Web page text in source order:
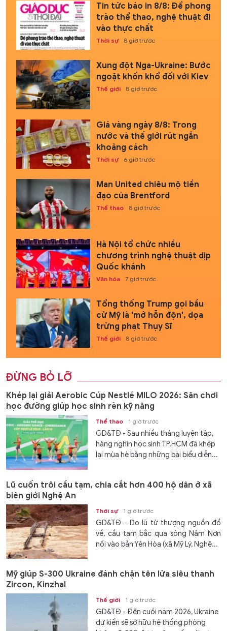
Tin tức báo in 8/8: Để phong
trào thể thao, nghệ thuật đi
vào thực chất
Thời sự 8 giờ trước
Xung đột Nga-Ukraine: Bước
ngoặt khốn khổ đối với Kiev
Thế giới 8 giờ trước
Giá vàng ngày 8/8: Trong
nước và thế giới rút ngắn
khoảng cách
Thời sự 6 giờ trước
Man United chiêu mộ tiền
đạo của Brentford
Thể thao 8 giờ trước
Hà Nội tổ chức nhiều
chương trình nghệ thuật dịp
Quốc khánh
Văn hóa 7 giờ trước
Tổng thống Trump gọi bầu
cử Mỹ là 'mớ hỗn độn', dọa
trừng phạt Thụy Sĩ
Thế giới 8 giờ trước
ĐỪNG BỎ LỠ
Khép lại giải Aerobic Cúp Nestlé MILO 2026: Sân chơi
học đường giúp học sinh rèn kỹ năng
Thể thao 1 giờ trước
GD&TĐ - Sau nhiều tháng luyện tập,
hàng nghìn học sinh TP.HCM đã khép
lại mùa hè bằng những bài biểu diễn...
Lũ cuốn trôi cầu tạm, chia cắt hơn 400 hộ dân ở xã
biên giới Nghệ An
Thời sự 1 giờ trước
GD&TĐ - Do lũ từ thượng nguồn đổ
về, cầu tạm bắc qua sông Nậm Nơn
nối vào bản Yên Hòa (xã Mỹ Lý, Nghệ...
Mỹ giúp S-300 Ukraine đánh chặn tên lửa siêu thanh
Zircon, Kinzhal
Thế giới 1 giờ trước
GD&TĐ - Đến cuối năm 2026, Ukraine
dự kiến ​​sẽ sở hữu hệ thống phòng